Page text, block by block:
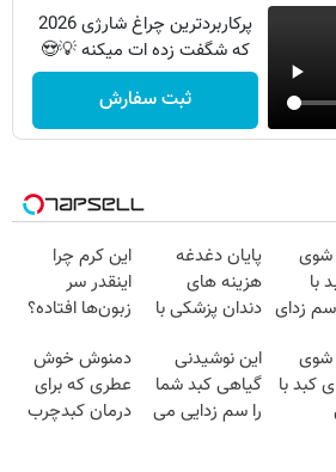
پرکاربردترین چراغ شارژی 2026
که شگفت زده ات میکنه 💡😍
ثبت سفارش
با
زدای
پایان دغدغه
هزینه های
دندان پزشکی با
خانگی
این کرم چرا
اینقدر سر
زبون‌ها افتاده؟
کبد با
این نوشیدنی
گیاهی کبد شما
را سم زدایی می
دمنوش خوش
عطری که برای
درمان کبدچرب